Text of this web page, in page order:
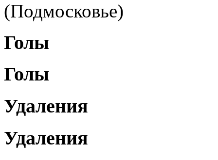
(Подмосковье)
Голы
Голы
Удаления
Удаления